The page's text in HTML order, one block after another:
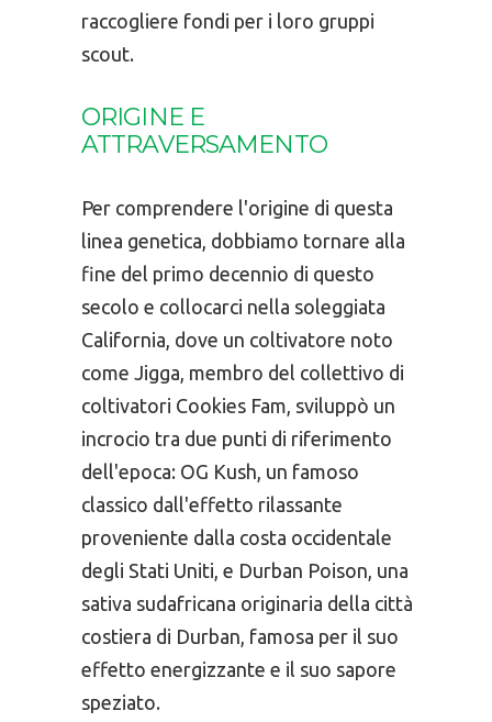
raccogliere fondi per i loro gruppi
scout.
ORIGINE E
ATTRAVERSAMENTO
Per comprendere l'origine di questa
linea genetica, dobbiamo tornare alla
fine del primo decennio di questo
secolo e collocarci nella soleggiata
California, dove un coltivatore noto
come Jigga, membro del collettivo di
coltivatori Cookies Fam, sviluppò un
incrocio tra due punti di riferimento
dell'epoca: OG Kush, un famoso
classico dall'effetto rilassante
proveniente dalla costa occidentale
degli Stati Uniti, e Durban Poison, una
sativa sudafricana originaria della città
costiera di Durban, famosa per il suo
effetto energizzante e il suo sapore
speziato.